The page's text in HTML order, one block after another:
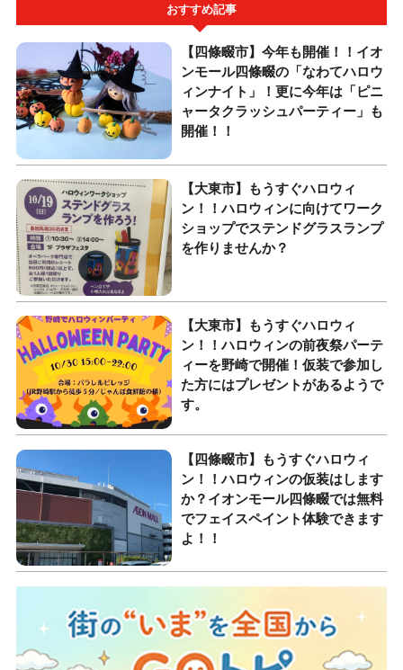
おすすめ記事
【四條畷市】今年も開催！！イオ
ンモール四條畷の「なわてハロウ
ィンナイト」！更に今年は「ピニ
ャータクラッシュパーティー」も
開催！！
【大東市】もうすぐハロウィ
ン！！ハロウィンに向けてワーク
ショップでステンドグラスランプ
を作りませんか？
【大東市】もうすぐハロウィ
ン！！ハロウィンの前夜祭パーテ
ィーを野崎で開催！仮装で参加し
た方にはプレゼントがあるようで
す。
【四條畷市】もうすぐハロウィ
ン！！ハロウィンの仮装はします
か？イオンモール四條畷では無料
でフェイスペイント体験できます
よ！！